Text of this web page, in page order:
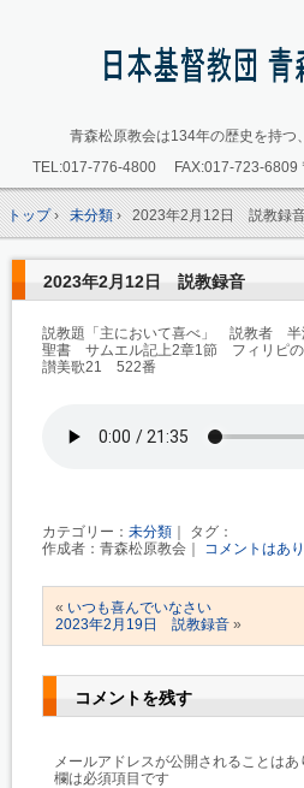
青森松原教会は134年の歴史を持つ
TEL:017-776-4800FAX:017-723-6809
トップ› 未分類› 2023年2月12日 説教録
2023年2月12日 説教録音
説教題「主において喜べ」 説教者
聖書 サムエル記上2章1節 フィリピの
讃美歌21 522番
カテゴリー： 未分類 ｜ タグ：
作成者：青森松原教会｜ コメントはあ
« いつも喜んでいなさい
2023年2月19日 説教録音 »
コメントを残す
メールアドレスが公開されることはあ
欄は必須項目です